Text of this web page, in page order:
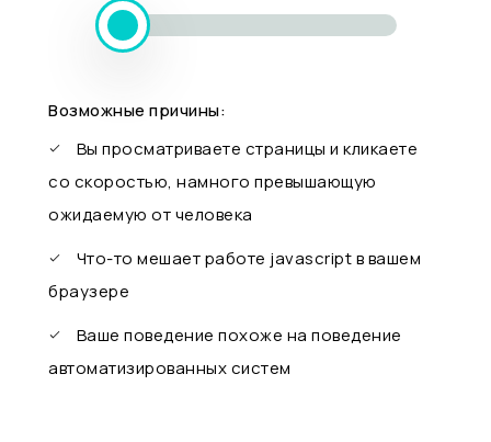
Возможные причины:
Вы просматриваете страницы и кликаете
со скоростью, намного превышающую
ожидаемую от человека
Что-то мешает работе javascript в вашем
браузере
Ваше поведение похоже на поведение
автоматизированных систем